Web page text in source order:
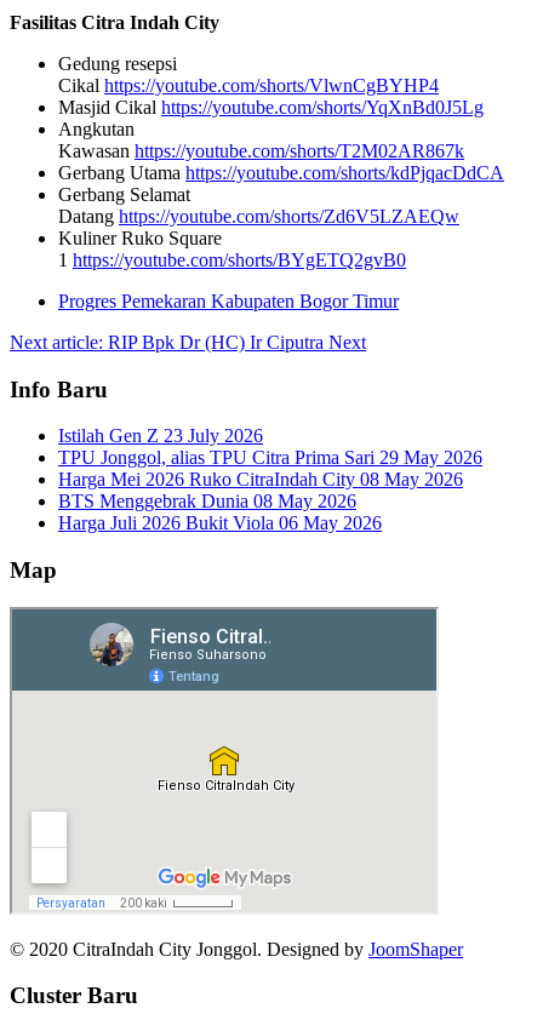
Fasilitas Citra Indah City
Gedung resepsi
Cikal https://youtube.com/shorts/VlwnCgBYHP4
Masjid Cikal https://youtube.com/shorts/YqXnBd0J5Lg
Angkutan
Kawasan https://youtube.com/shorts/T2M02AR867k
Gerbang Utama https://youtube.com/shorts/kdPjqacDdCA
Gerbang Selamat
Datang https://youtube.com/shorts/Zd6V5LZAEQw
Kuliner Ruko Square
1 https://youtube.com/shorts/BYgETQ2gvB0
Progres Pemekaran Kabupaten Bogor Timur
Next article: RIP Bpk Dr (HC) Ir Ciputra Next
Info Baru
Istilah Gen Z 23 July 2026
TPU Jonggol, alias TPU Citra Prima Sari 29 May 2026
Harga Mei 2026 Ruko CitraIndah City 08 May 2026
BTS Menggebrak Dunia 08 May 2026
Harga Juli 2026 Bukit Viola 06 May 2026
Map
© 2020 CitraIndah City Jonggol. Designed by JoomShaper
Cluster Baru